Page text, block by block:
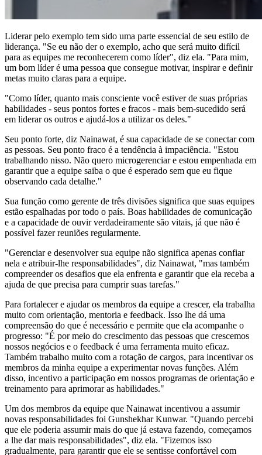
Liderar pelo exemplo tem sido uma parte essencial de seu estilo de
liderança. "Se eu não der o exemplo, acho que será muito difícil
para as equipes me reconhecerem como líder", diz ela. "Para mim,
um bom líder é uma pessoa que consegue motivar, inspirar e definir
metas muito claras para a equipe.
"Como líder, quanto mais consciente você estiver de suas próprias
habilidades - seus pontos fortes e fracos - mais bem-sucedido será
em liderar os outros e ajudá-los a utilizar os deles."
Seu ponto forte, diz Nainawat, é sua capacidade de se conectar com
as pessoas. Seu ponto fraco é a tendência à impaciência. "Estou
trabalhando nisso. Não quero microgerenciar e estou empenhada em
garantir que a equipe saiba o que é esperado sem que eu fique
observando cada detalhe."
Sua função como gerente de três divisões significa que suas equipes
estão espalhadas por todo o país. Boas habilidades de comunicação
e a capacidade de ouvir verdadeiramente são vitais, já que não é
possível fazer reuniões regularmente.
"Gerenciar e desenvolver sua equipe não significa apenas confiar
nela e atribuir-lhe responsabilidades", diz Nainawat, "mas também
compreender os desafios que ela enfrenta e garantir que ela receba a
ajuda de que precisa para cumprir suas tarefas."
Para fortalecer e ajudar os membros da equipe a crescer, ela trabalha
muito com orientação, mentoria e feedback. Isso lhe dá uma
compreensão do que é necessário e permite que ela acompanhe o
progresso: "É por meio do crescimento das pessoas que crescemos
nossos negócios e o feedback é uma ferramenta muito eficaz.
Também trabalho muito com a rotação de cargos, para incentivar os
membros da minha equipe a experimentar novas funções. Além
disso, incentivo a participação em nossos programas de orientação e
treinamento para aprimorar as habilidades."
Um dos membros da equipe que Nainawat incentivou a assumir
novas responsabilidades foi Gunshekhar Kunwar. "Quando percebi
que ele poderia assumir mais do que já estava fazendo, começamos
a lhe dar mais responsabilidades", diz ela. "Fizemos isso
gradualmente, para garantir que ele se sentisse confortável com